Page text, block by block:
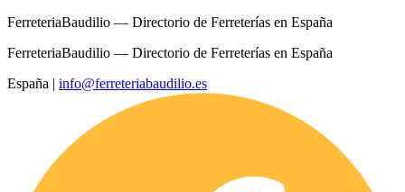
FerreteriaBaudilio — Directorio de Ferreterías en España
FerreteriaBaudilio — Directorio de Ferreterías en España
España | info@ferreteriabaudilio.es